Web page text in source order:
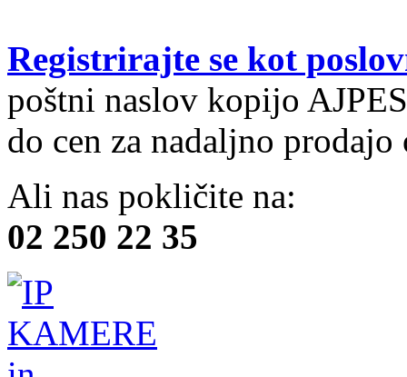
Registrirajte se kot
poštni naslov kopijo
do cen za nadaljno prodajo
Ali nas pokličite na:
02 250 22 35